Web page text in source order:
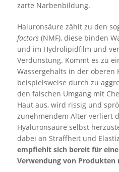
zarte Narbenbildung.
Haluronsäure zählt zu den
factors(NMF), diese binden
und im Hydrolipidfilm und
Verdunstung. Kommt es zu
Wassergehalts in der oberen
beispielsweise durch zu
den falschen Umgang mit
Haut aus, wird rissig und
zunehmendem Alter verliert
Hyaluronsäure selbst
dabei an Straffheit und
empfiehlt sich bereit für
Verwendung von Produkten